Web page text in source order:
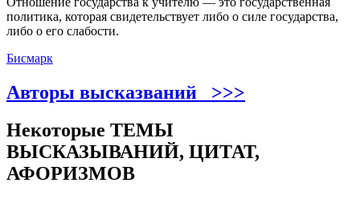
политика, которая свидетельствует либо о силе государства,
либо о его слабости.
Бисмарк
Авторы высказваний >>>
Некоторые ТЕМЫ
ВЫСКАЗЫВАНИЙ, ЦИТАТ,
АФОРИЗМОВ